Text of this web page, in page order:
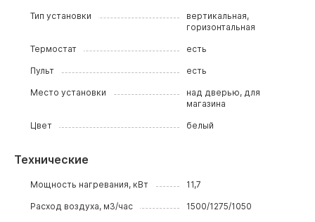
Тип установки
вертикальная,
горизонтальная
Термостат есть
Пульт есть
Место установки
над дверью, для
магазина
Цвет белый
Технические
Мощность нагревания, кВт 11,7
Расход воздуха, м3/час 1500/1275/1050